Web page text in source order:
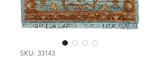
SKU: 33143